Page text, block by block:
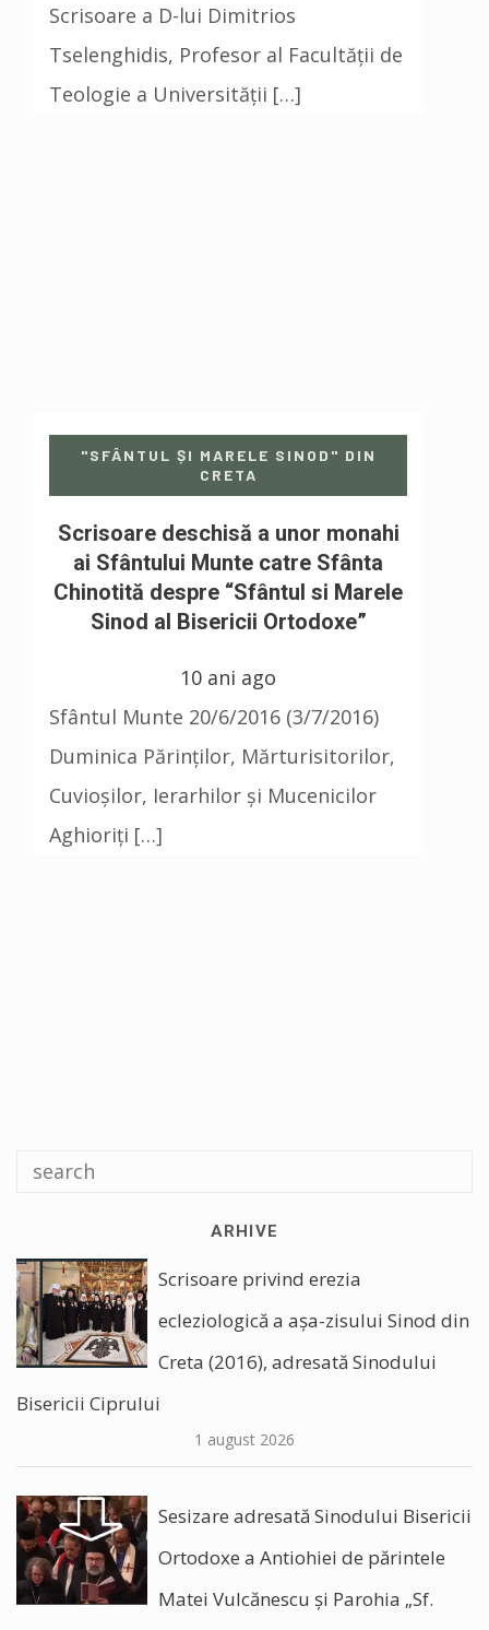
Scrisoare a D-lui Dimitrios
Tselenghidis, Profesor al Facultății de
Teologie a Universității […]
"SFÂNTUL ȘI MARELE SINOD" DIN
CRETA
Scrisoare deschisă a unor monahi
ai Sfântului Munte catre Sfânta
Chinotită despre “Sfântul si Marele
Sinod al Bisericii Ortodoxe”
10 ani ago
Sfântul Munte 20/6/2016 (3/7/2016)
Duminica Părinților, Mărturisitorilor,
Cuvioșilor, Ierarhilor și Mucenicilor
Aghioriți […]
ARHIVE
Scrisoare privind erezia
ecleziologică a așa-zisului Sinod din
Creta (2016), adresată Sinodului
Bisericii Ciprului
1 august 2026
Sesizare adresată Sinodului Bisericii
Ortodoxe a Antiohiei de părintele
Matei Vulcănescu și Parohia „Sf.